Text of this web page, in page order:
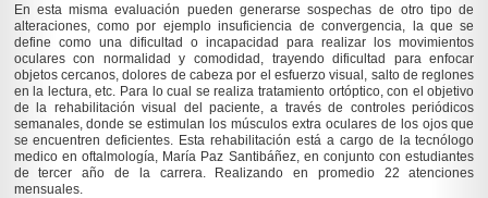
En esta misma evaluación pueden generarse sospechas de otro tipo de
alteraciones, como por ejemplo insuficiencia de convergencia, la que se
define como una dificultad o incapacidad para realizar los movimientos
oculares con normalidad y comodidad, trayendo dificultad para enfocar
objetos cercanos, dolores de cabeza por el esfuerzo visual, salto de reglones
en la lectura, etc. Para lo cual se realiza tratamiento ortóptico, con el objetivo
de la rehabilitación visual del paciente, a través de controles periódicos
semanales, donde se estimulan los músculos extra oculares de los ojos que
se encuentren deficientes. Esta rehabilitación está a cargo de la tecnólogo
medico en oftalmología, María Paz Santibáñez, en conjunto con estudiantes
de tercer año de la carrera. Realizando en promedio 22 atenciones
mensuales.